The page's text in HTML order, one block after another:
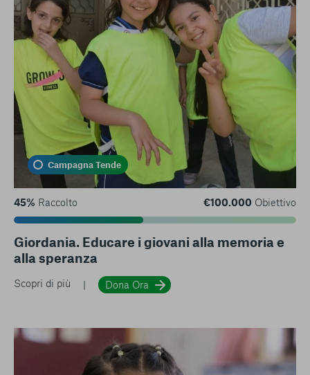
Campagna Tende
45% Raccolto €100.000 Obiettivo
Giordania. Educare i giovani alla memoria e
alla speranza
Scopri di più Dona Ora